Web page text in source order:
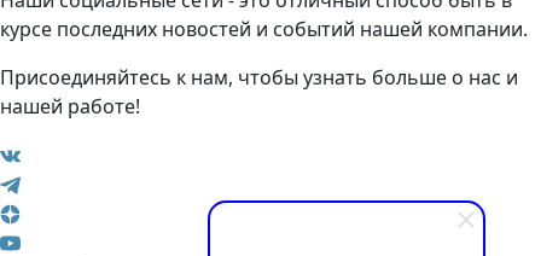
курсе последних новостей и событий нашей компании.
Присоединяйтесь к нам, чтобы узнать больше о нас и
нашей работе!